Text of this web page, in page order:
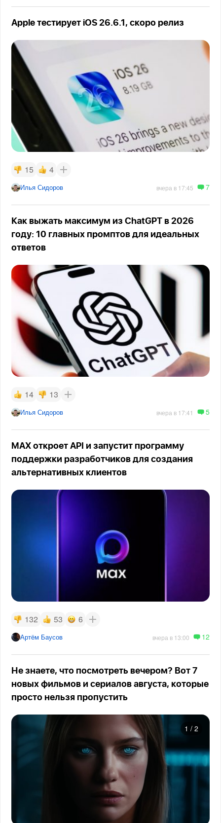
Apple тестирует iOS 26.6.1, скоро релиз
15 4
Илья Сидоров вчера в 17:45 7
Как выжать максимум из ChatGPT в 2026
году: 10 главных промптов для идеальных
ответов
14 13
Илья Сидоров вчера в 17:41 5
MAX откроет API и запустит программу
поддержки разработчиков для создания
альтернативных клиентов
132 53 6
Артём Баусов вчера в 13:00 12
Не знаете, что посмотреть вечером? Вот 7
новых фильмов и сериалов августа, которые
просто нельзя пропустить
1 / 2